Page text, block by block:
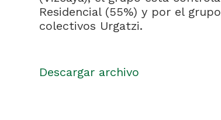
Residencial (55%) y por el
colectivos Urgatzi.
Descargar archivo